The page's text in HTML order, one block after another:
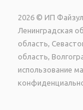
2026 © ИП
Ленинградская
область,
область,
использование